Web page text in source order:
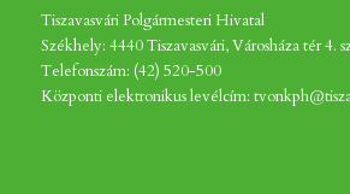
Tiszavasvári Polgármesteri Hivatal
Székhely: 4440 Tiszavasvári, Városháza tér 4.
Telefonszám: (42) 520-500
Központi elektronikus levélcím: